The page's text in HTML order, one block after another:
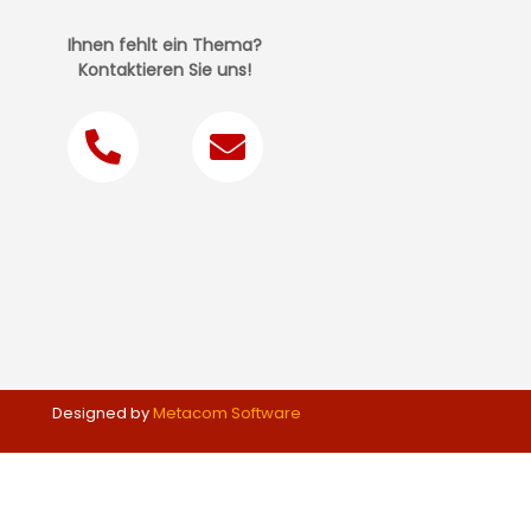
Ihnen fehlt ein Thema?
Kontaktieren Sie uns!
Designed byMetacom Software